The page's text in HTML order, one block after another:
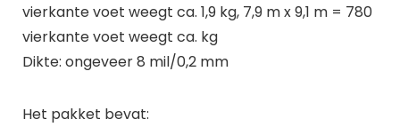
vierkante voet weegt ca. 1,9 kg, 7,9 m x 9,1 m = 780
vierkante voet weegt ca. kg
Dikte: ongeveer 8 mil/0,2 mm
Het pakket bevat: